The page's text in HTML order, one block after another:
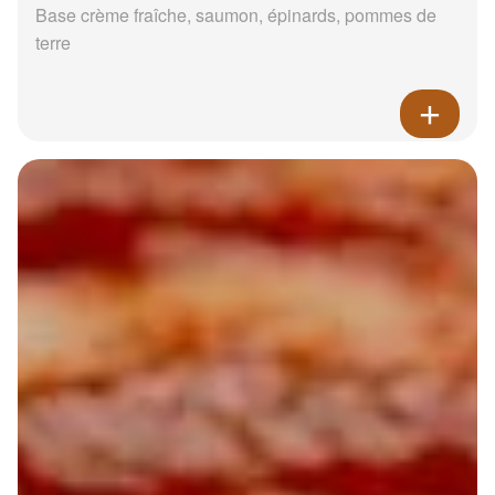
Base crème fraîche, saumon, épinards, pommes de
terre